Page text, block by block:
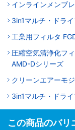
インラインメンブ
3in1マルチ・ドラ
工業用フィルタ
圧縮空気清浄化フ
AMD-Dシリーズ
クリーンエアーモ
3in1マルチ・ドラ
この商品のバリ